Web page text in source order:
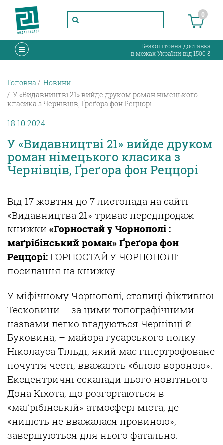
0
Безкоштовна доставка
в межах України від 1500 ₴
Головна
Новини
У «Видавництві 21» вийде друком роман німецького
класика з Чернівців, Ґреґора фон Реццорі
18.10.2024
У «Видавництві 21» вийде друком
роман німецького класика з
Чернівців, Ґреґора фон Реццорі
Від 17 жовтня до 7 листопада на сайті
«Видавництва 21» триває передпродаж
книжки «Горностай у Чорнополі :
маґрібінський роман» Ґреґора фон
Реццорі: ГОРНОСТАЙ У ЧОРНОПОЛІ:
посилання на книжку.
У міфічному Чорнополі, столиці фіктивної
Тесковини – за цими топографічними
назвами легко вгадуються Чернівці й
Буковина, – майора гусарського полку
Ніколауса Тільді, який має гіпертрофоване
почуття честі, вважають «білою вороною».
Ексцентричні ескапади цього новітнього
Дона Кіхота, що розгортаються в
«маґрібінській» атмосфері міста, де
«ницість не вважалася провиною»,
завершуються для нього фатально.